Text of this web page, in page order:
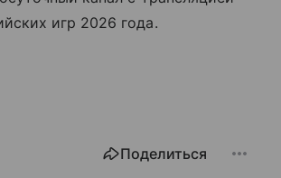
игр 2026 года.
Поделиться